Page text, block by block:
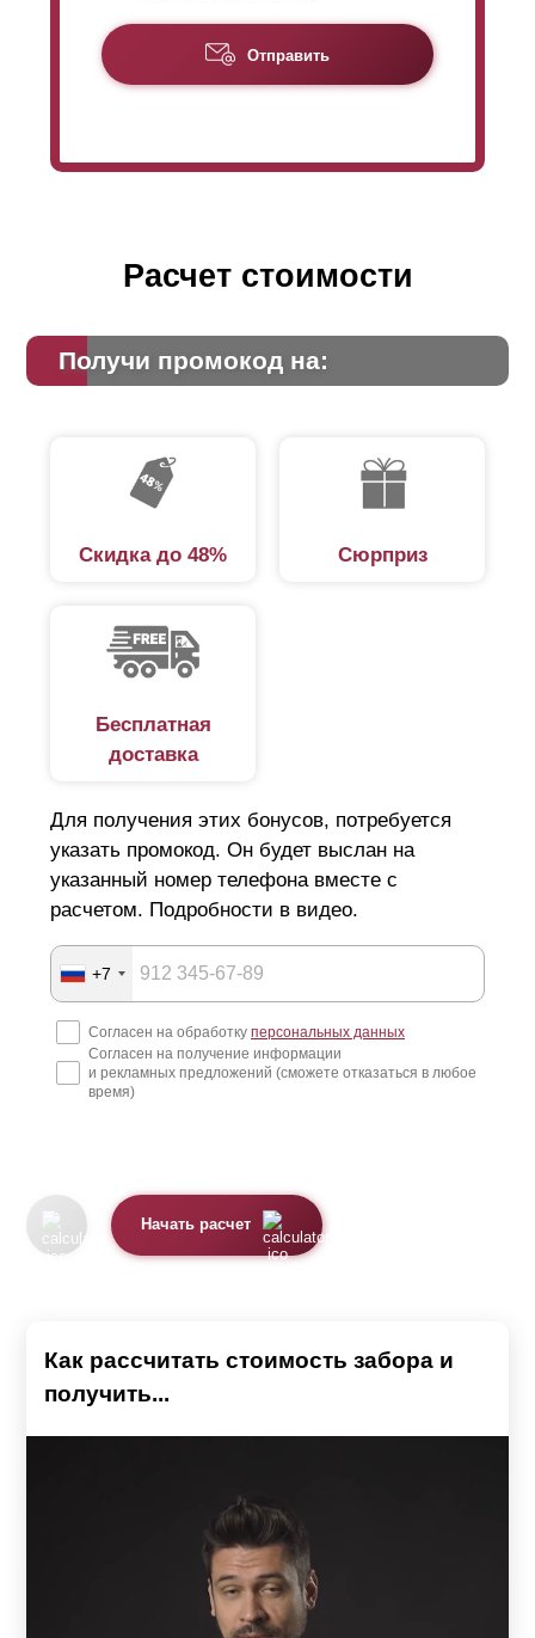
Отправить
Расчет стоимости
Получи промокод на:
Скидка до 48% Сюрприз
Бесплатная
доставка
Для получения этих бонусов, потребуется
указать промокод. Он будет выслан на
указанный номер телефона вместе с
расчетом. Подробности в видео.
+7
Согласен на обработку персональных данных
Согласен на получение информации
и рекламных предложений (сможете отказаться в любое
время)
Начать расчет
Как рассчитать стоимость забора и
получить...